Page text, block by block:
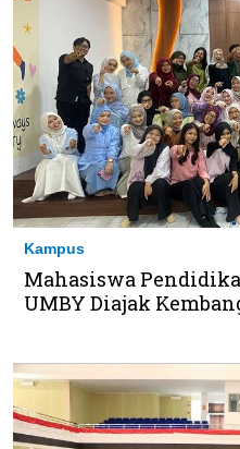
Kampus
Mahasiswa
UMBY Diajak